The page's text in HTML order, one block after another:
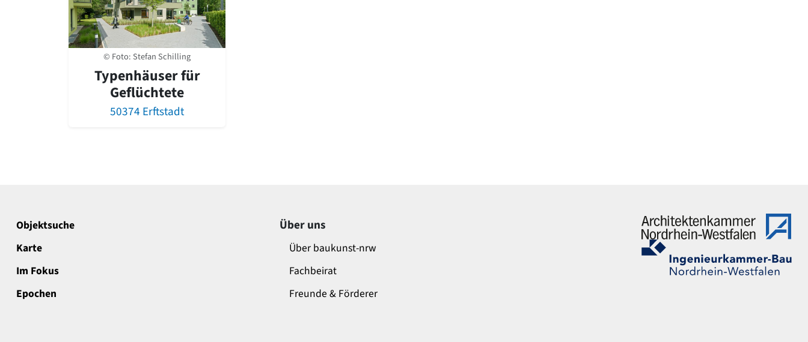
© Foto: Stefan Schilling
Typenhäuser für
Geflüchtete
50374 Erftstadt
Objektsuche
Karte
Im Fokus
Epochen
Über uns
Über baukunst-nrw
Fachbeirat
Freunde & Förderer